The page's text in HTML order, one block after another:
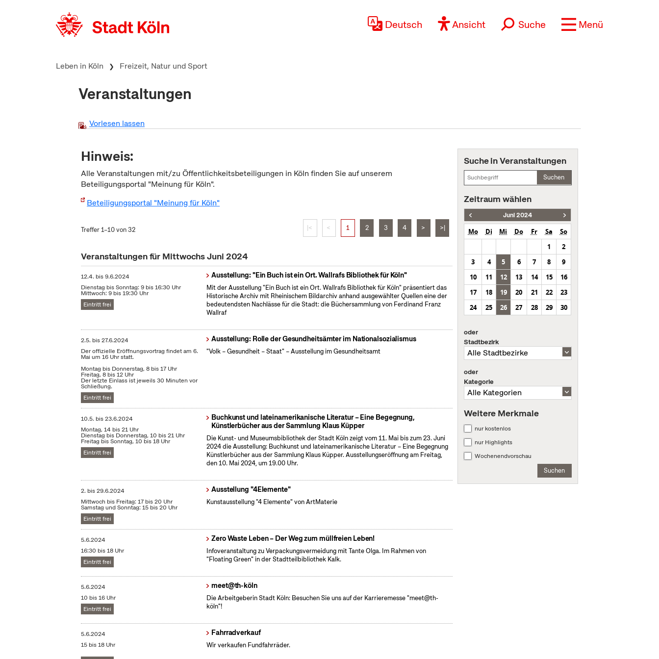
Deutsch Ansicht Suche Menü
Leben in Köln Freizeit, Natur und Sport
Veranstaltungen
Vorlesen lassen
Hinweis:
Alle Veranstaltungen mit/zu Öffentlichkeitsbeteiligungen in Köln finden Sie auf unserem
Beteiligungsportal "Meinung für Köln".
Beteiligungsportal "Meinung für Köln"
Treffer 1–10 von 32 |< < 1 2 3 4 > >|
Veranstaltungen für Mittwochs Juni 2024
12.4. bis9.6.2024
Dienstag bis Sonntag: 9 bis 16:30 Uhr
Mittwoch: 9 bis 19:30 Uhr
Eintritt frei
Ausstellung: "Ein Buch ist ein Ort. Wallrafs Bibliothek für Köln"
Mit der Ausstellung "Ein Buch ist ein Ort. Wallrafs Bibliothek für Köln" präsentiert das
Historische Archiv mit Rheinischem Bildarchiv anhand ausgewählter Quellen eine der
bedeutendsten Nachlässe für die Stadt: die Büchersammlung von Ferdinand Franz
Wallraf
2.5. bis27.6.2024
Der offizielle Eröffnungsvortrag findet am 6.
Mai um 16 Uhr statt.
Montag bis Donnerstag, 8 bis 17 Uhr
Freitag, 8 bis 12 Uhr
Der letzte Einlass ist jeweils 30 Minuten vor
Schließung.
Eintritt frei
Ausstellung: Rolle der Gesundheitsämter im Nationalsozialismus
"Volk – Gesundheit – Staat" – Ausstellung im Gesundheitsamt
10.5. bis23.6.2024
Montag, 14 bis 21 Uhr
Dienstag bis Donnerstag, 10 bis 21 Uhr
Freitag bis Sonntag, 10 bis 18 Uhr
Eintritt frei
Buchkunst und lateinamerikanische Literatur – Eine Begegnung,
Künstlerbücher aus der Sammlung Klaus Küpper
Die Kunst- und Museumsbibliothek der Stadt Köln zeigt vom 11. Mai bis zum 23. Juni
2024 die Ausstellung: Buchkunst und lateinamerikanische Literatur – Eine Begegnung
Künstlerbücher aus der Sammlung Klaus Küpper. Ausstellungseröffnung am Freitag,
den 10. Mai 2024, um 19.00 Uhr.
2. bis29.6.2024
Mittwoch bis Freitag: 17 bis 20 Uhr
Samstag und Sonntag: 15 bis 20 Uhr
Eintritt frei
Ausstellung "4Elemente"
Kunstausstellung "4 Elemente" von ArtMaterie
5.6.2024
16:30 bis 18 Uhr
Eintritt frei
Zero Waste Leben – Der Weg zum müllfreien Leben!
Infoveranstaltung zu Verpackungsvermeidung mit Tante Olga. Im Rahmen von
"Floating Green" in der Stadtteilbibliothek Kalk.
5.6.2024
10 bis 16 Uhr
Eintritt frei
meet@th-köln
Die Arbeitgeberin Stadt Köln: Besuchen Sie uns auf der Karrieremesse "meet@th-
köln"!
5.6.2024
15 bis 18 Uhr
Fahrradverkauf
Wir verkaufen Fundfahrräder.
Suche in Veranstaltungen
Suchen
Zeitraum wählen
Juni 2024
Mo Di Mi Do Fr Sa
So
1
2
3
4 5 6 7 8
9
10
11 12 13 14 15
16
17
18 19 20 21 22
23
24
25 26 27 28 29 30
oder
Stadtbezirk
oder
Kategorie
Weitere Merkmale
nur kostenlos
nur Highlights
Wochenendvorschau
Suchen